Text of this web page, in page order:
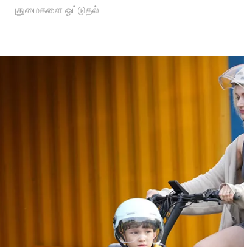
புதுமைகளை ஓட்டுதல்